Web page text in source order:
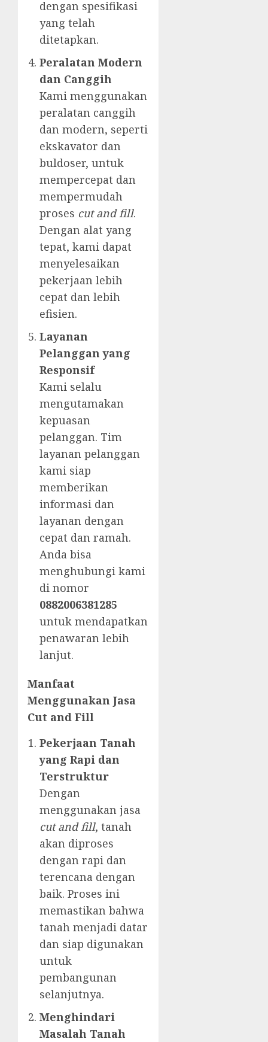
dengan spesifikasi
yang telah
ditetapkan.
Peralatan Modern
dan Canggih
Kami menggunakan
peralatan canggih
dan modern, seperti
ekskavator dan
buldoser, untuk
mempercepat dan
mempermudah
proses cut and fill.
Dengan alat yang
tepat, kami dapat
menyelesaikan
pekerjaan lebih
cepat dan lebih
efisien.
Layanan
Pelanggan yang
Responsif
Kami selalu
mengutamakan
kepuasan
pelanggan. Tim
layanan pelanggan
kami siap
memberikan
informasi dan
layanan dengan
cepat dan ramah.
Anda bisa
menghubungi kami
di nomor
0882006381285
untuk mendapatkan
penawaran lebih
lanjut.
Manfaat
Menggunakan Jasa
Cut and Fill
Pekerjaan Tanah
yang Rapi dan
Terstruktur
Dengan
menggunakan jasa
cut and fill, tanah
akan diproses
dengan rapi dan
terencana dengan
baik. Proses ini
memastikan bahwa
tanah menjadi datar
dan siap digunakan
untuk
pembangunan
selanjutnya.
Menghindari
Masalah Tanah